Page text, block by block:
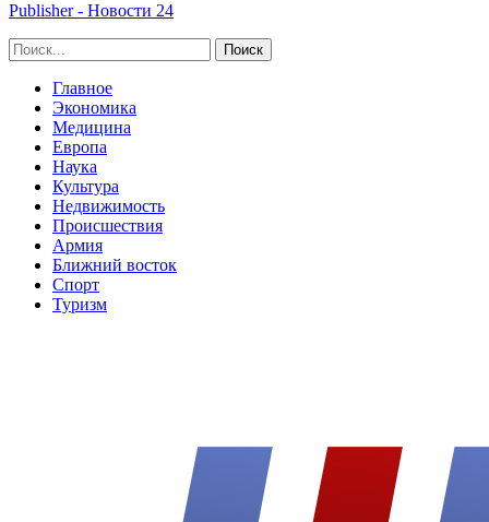
Publisher - Новости 24
Главное
Экономика
Медицина
Европа
Наука
Культура
Недвижимость
Происшествия
Армия
Ближний восток
Спорт
Туризм